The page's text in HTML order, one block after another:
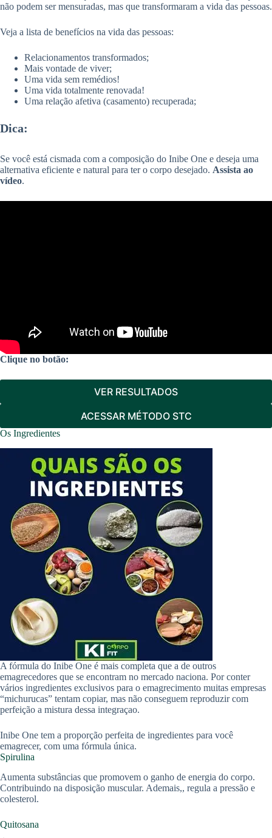
não podem ser mensuradas, mas que transformaram a vida das pessoas.
Veja a lista de benefícios na vida das pessoas:
Relacionamentos transformados;
Mais vontade de viver;
Uma vida sem remédios!
Uma vida totalmente renovada!
Uma relação afetiva (casamento) recuperada;
Dica:
Se você está cismada com a composição do Inibe One e deseja uma
alternativa eficiente e natural para ter o corpo desejado. Assista ao
vídeo.
Clique no botão:
VER RESULTADOS
ACESSAR MÉTODO STC
Os Ingredientes
A fórmula do Inibe One é mais completa que a de outros
emagrecedores que se encontram no mercado naciona. Por conter
vários ingredientes exclusivos para o emagrecimento muitas empresas
“michurucas” tentam copiar, mas não conseguem reproduzir com
perfeição a mistura dessa integraçao.
Inibe One tem a proporção perfeita de ingredientes para você
emagrecer, com uma fórmula única.
Spirulina
Aumenta substâncias que promovem o ganho de energia do corpo.
Contribuindo na disposição muscular. Ademais,, regula a pressão e
colesterol.
Quitosana